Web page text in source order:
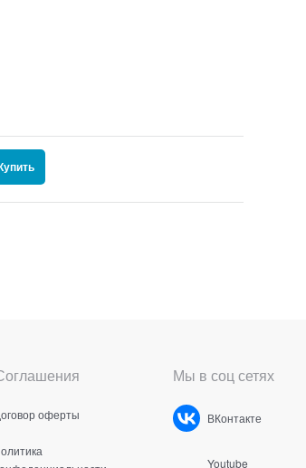
оферты
Мы в соц сетях
ВКонтакте
Youtube